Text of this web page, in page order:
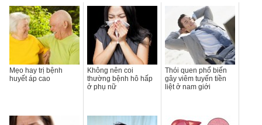
Mẹo hay trị bệnh
huyết áp cao
Không nên coi
thường bệnh hô hấp
ở phụ nữ
Thói quen phổ biến
gây viêm tuyến tiền
liệt ở nam giới